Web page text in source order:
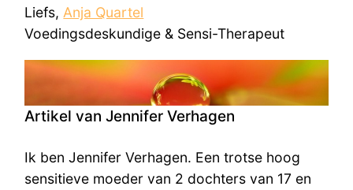
Liefs, Anja Quartel
Voedingsdeskundige & Sensi-Therapeut
Artikel van Jennifer Verhagen
Ik ben Jennifer Verhagen. Een trotse hoog
sensitieve moeder van 2 dochters van 17 en